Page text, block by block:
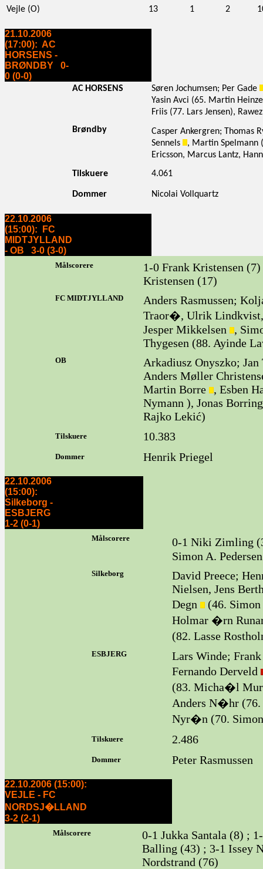
Vejle (O)
13 1 2
21.10.2006
(17:00): AC
HORSENS -
BRØNDBY 0-
0 (0-0)
AC HORSENS
Søren Jochumsen; Per Gade
Yasin Avci (65. Martin
Friis (77. Lars Jensen),
Brøndby
Casper Ankergren; Thomas
Sennels
, Martin Spelmann
Ericsson, Marcus Lantz,
Tilskuere
4.061
Dommer Nicolai Vollquartz
22.10.2006
(15:00): FC
MIDTJYLLAND
- OB 3-0 (3-0)
Målscorere
1-0 Frank Kristensen
Kristensen (17)
FC MIDTJYLLAND
Anders Rasmussen;
Traor�, Ulrik Lindkvist,
Jesper Mikkelsen
,
Thygesen (88. Ayinde
OB
Arkadiusz Onyszko;
Anders Møller
Martin Borre
, Esben
Nymann ), Jonas
Rajko Lekić)
Tilskuere 10.383
Dommer Henrik Priegel
22.10.2006
(15:00):
Silkeborg -
ESBJERG
1-2 (0-1)
Målscorere
0-1 Niki Zimling
Simon A.
Silkeborg
David Preece;
Nielsen, Jens
Degn
(46.
Holmar �rn
(82. Lasse
ESBJERG
Lars Winde;
Fernando Derveld
(83. Micha�l
Anders N�hr
Nyr�n (70. Simon
Tilskuere 2.486
Dommer Peter Rasmussen
22.10.2006 (15:00):
VEJLE - FC
NORDSJ�LLAND
3-2 (2-1)
Målscorere
0-1 Jukka Santala (8) ;
Balling (43) ; 3-1 Issey
Nordstrand (76)